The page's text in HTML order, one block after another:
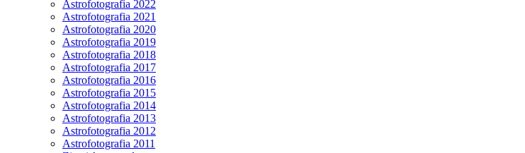
Astrofotografia 2022
Astrofotografia 2021
Astrofotografia 2020
Astrofotografia 2019
Astrofotografia 2018
Astrofotografia 2017
Astrofotografia 2016
Astrofotografia 2015
Astrofotografia 2014
Astrofotografia 2013
Astrofotografia 2012
Astrofotografia 2011